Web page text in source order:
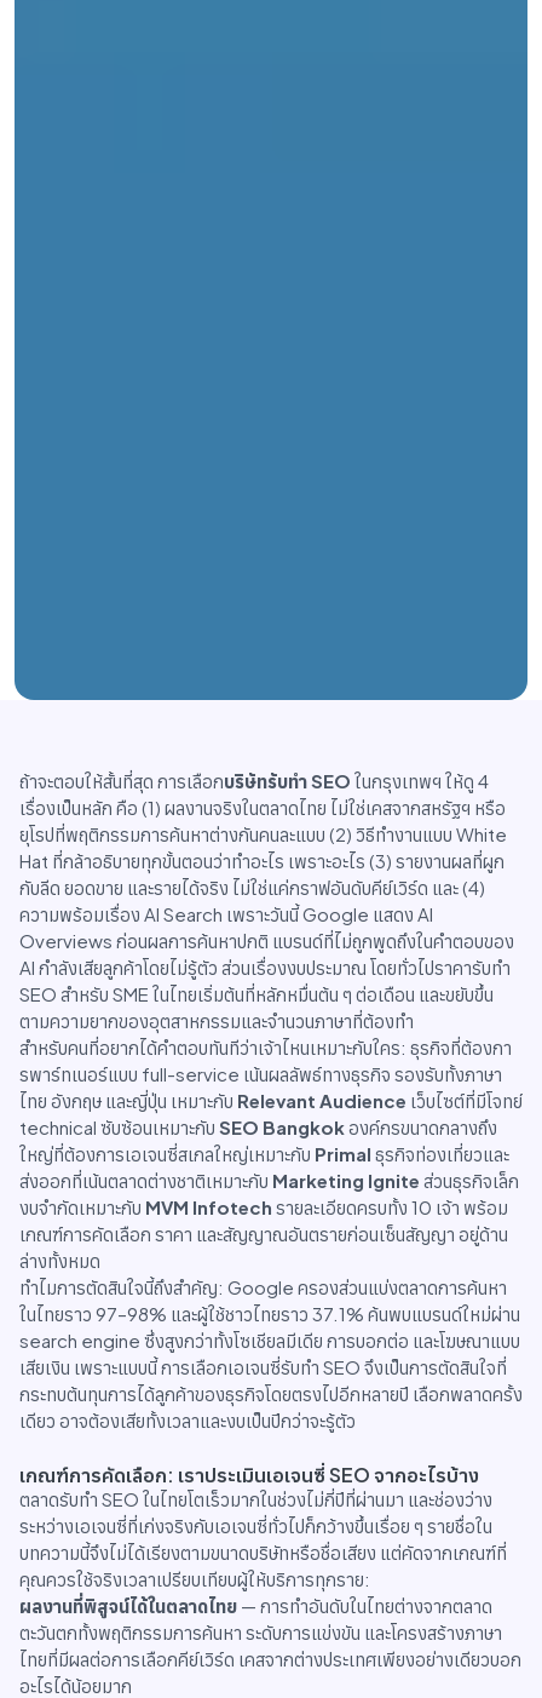
ถ้าจะตอบให้สั้นที่สุด การเลือกบริษัทรับทำ SEO ในกรุงเทพฯ ให้ดู 4
เรื่องเป็นหลัก คือ (1) ผลงานจริงในตลาดไทย ไม่ใช่เคสจากสหรัฐฯ หรือ
ยุโรปที่พฤติกรรมการค้นหาต่างกันคนละแบบ (2) วิธีทำงานแบบ White
Hat ที่กล้าอธิบายทุกขั้นตอนว่าทำอะไร เพราะอะไร (3) รายงานผลที่ผูก
กับลีด ยอดขาย และรายได้จริง ไม่ใช่แค่กราฟอันดับคีย์เวิร์ด และ (4)
ความพร้อมเรื่อง AI Search เพราะวันนี้ Google แสดง AI
Overviews ก่อนผลการค้นหาปกติ แบรนด์ที่ไม่ถูกพูดถึงในคำตอบของ
AI กำลังเสียลูกค้าโดยไม่รู้ตัว ส่วนเรื่องงบประมาณ โดยทั่วไปราคารับทำ
SEO สำหรับ SME ในไทยเริ่มต้นที่หลักหมื่นต้น ๆ ต่อเดือน และขยับขึ้น
ตามความยากของอุตสาหกรรมและจำนวนภาษาที่ต้องทำ
สำหรับคนที่อยากได้คำตอบทันทีว่าเจ้าไหนเหมาะกับใคร: ธุรกิจที่ต้องกา
รพาร์ทเนอร์แบบ full-service เน้นผลลัพธ์ทางธุรกิจ รองรับทั้งภาษา
ไทย อังกฤษ และญี่ปุ่น เหมาะกับ Relevant Audience เว็บไซต์ที่มีโจทย์
technical ซับซ้อนเหมาะกับ SEO Bangkokองค์กรขนาดกลางถึง
ใหญ่ที่ต้องการเอเจนซี่สเกลใหญ่เหมาะกับ Primal ธุรกิจท่องเที่ยวและ
ส่งออกที่เน้นตลาดต่างชาติเหมาะกับ Marketing Ignite ส่วนธุรกิจเล็ก
งบจำกัดเหมาะกับ MVM Infotech รายละเอียดครบทั้ง 10 เจ้า พร้อม
เกณฑ์การคัดเลือก ราคา และสัญญาณอันตรายก่อนเซ็นสัญญา อยู่ด้าน
ล่างทั้งหมด
ทำไมการตัดสินใจนี้ถึงสำคัญ: Google ครองส่วนแบ่งตลาดการค้นหา
ในไทยราว 97–98% และผู้ใช้ชาวไทยราว 37.1% ค้นพบแบรนด์ใหม่ผ่าน
search engine ซึ่งสูงกว่าทั้งโซเชียลมีเดีย การบอกต่อ และโฆษณาแบบ
เสียเงิน เพราะแบบนี้ การเลือกเอเจนซี่รับทำ SEO จึงเป็นการตัดสินใจที่
กระทบต้นทุนการได้ลูกค้าของธุรกิจโดยตรงไปอีกหลายปี เลือกพลาดครั้ง
เดียว อาจต้องเสียทั้งเวลาและงบเป็นปีกว่าจะรู้ตัว
เกณฑ์การคัดเลือก: เราประเมินเอเจนซี่ SEO จากอะไรบ้าง
ตลาดรับทำ SEO ในไทยโตเร็วมากในช่วงไม่กี่ปีที่ผ่านมา และช่องว่าง
ระหว่างเอเจนซี่ที่เก่งจริงกับเอเจนซี่ทั่วไปก็กว้างขึ้นเรื่อย ๆ รายชื่อใน
บทความนี้จึงไม่ได้เรียงตามขนาดบริษัทหรือชื่อเสียง แต่คัดจากเกณฑ์ที่
คุณควรใช้จริงเวลาเปรียบเทียบผู้ให้บริการทุกราย:
ผลงานที่พิสูจน์ได้ในตลาดไทย — การทำอันดับในไทยต่างจากตลาด
ตะวันตกทั้งพฤติกรรมการค้นหา ระดับการแข่งขัน และโครงสร้างภาษา
ไทยที่มีผลต่อการเลือกคีย์เวิร์ด เคสจากต่างประเทศเพียงอย่างเดียวบอก
อะไรได้น้อยมาก